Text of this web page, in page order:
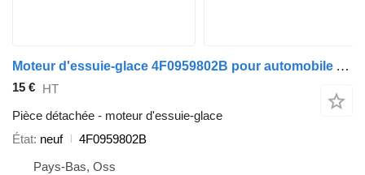
Moteur d'essuie-glace 4F0959802B pour automobile Audi A6 4F
15 € HT
Pièce détachée - moteur d'essuie-glace
État neuf
4F0959802B
Pays-Bas, Oss